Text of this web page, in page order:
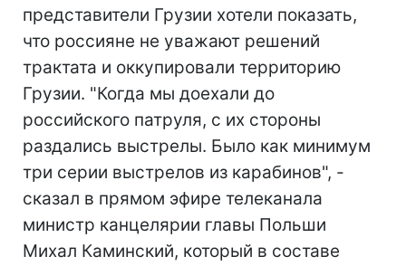
представители Грузии хотели показать,
что россияне не уважают решений
трактата и оккупировали территорию
Грузии. "Когда мы доехали до
российского патруля, с их стороны
раздались выстрелы. Было как минимум
три серии выстрелов из карабинов", -
сказал в прямом эфире телеканала
министр канцелярии главы Польши
Михал Каминский, который в составе